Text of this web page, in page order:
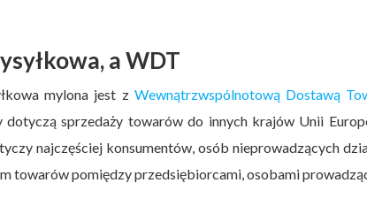
a WDT
mylona jest z Wewnątrzwspólnotową Dostawą
sprzedaży towarów do innych krajów Unii
najczęściej konsumentów, osób nieprowadzących
towarów pomiędzy przedsiębiorcami, osobami